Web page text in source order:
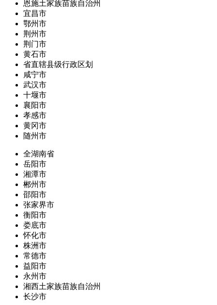
恩施土家族苗族自治州
宜昌市
鄂州市
荆州市
荆门市
黄石市
省直辖县级行政区划
咸宁市
武汉市
十堰市
襄阳市
孝感市
黄冈市
随州市
全湖南省
岳阳市
湘潭市
郴州市
邵阳市
张家界市
衡阳市
娄底市
怀化市
株洲市
常德市
益阳市
永州市
湘西土家族苗族自治州
长沙市